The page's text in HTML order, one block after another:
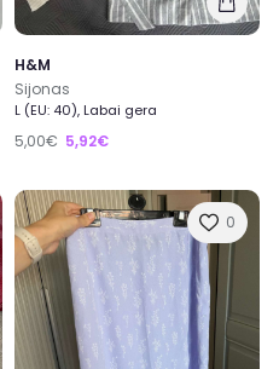
H&M
Sijonas
L (EU: 40), Labai gera
5,00€ 5,92€
0